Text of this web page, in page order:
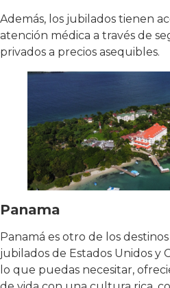
Además, los jubilados tienen
atención médica a través de
privados a precios asequibles.
Panama
Panamá es otro de los
jubilados de Estados Unidos y
lo que puedas necesitar,